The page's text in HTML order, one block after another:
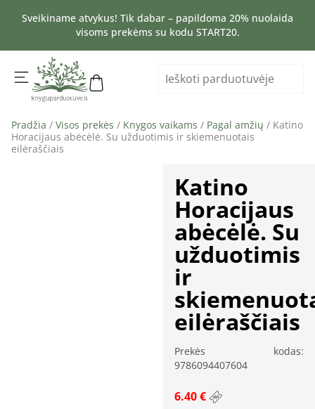
Sveikiname atvykus! Tik dabar – papildoma 20% nuolaida
visoms prekėms su kodu START20.
Pradžia / Visos prekės / Knygos vaikams / Pagal amžių / Katino
Horacijaus abėcėlė. Su užduotimis ir skiemenuotais
eilėraščiais
Katino
Horacijaus
abėcėlė. Su
užduotimis
ir
eilėraščiais
Prekės kodas:
9786094407604
6.40 €